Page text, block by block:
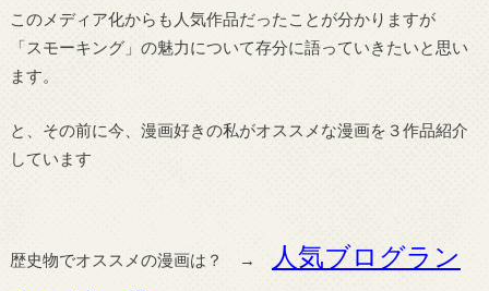
このメディア化からも人気作品だったことが分かりますが
「スモーキング」の魅力について存分に語っていきたいと思い
ます。
と、その前に今、漫画好きの私がオススメな漫画を３作品紹介
しています
歴史物でオススメの漫画は？ →
人気ブログラン